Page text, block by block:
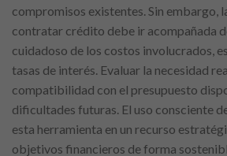
compromisos existentes. Sin embargo,
contratar crédito debe ir acompañada
cuidadoso de los costos involucrados,
tasas de interés. Evaluar la necesidad
compatibilidad con el presupuesto
dificultades futuras. El uso consciente
esta herramienta en un recurso
objetivos financieros de forma